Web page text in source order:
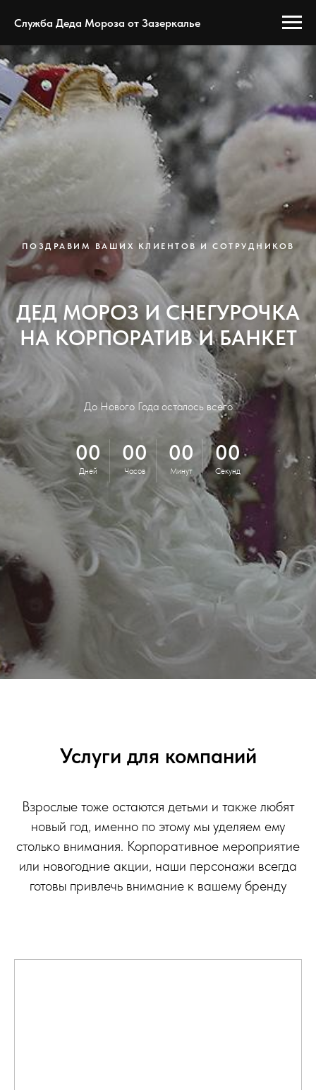
Служба Деда Мороза от Зазеркалье
ПОЗДРАВИМ ВАШИХ КЛИЕНТОВ И СОТРУДНИКОВ
ДЕД МОРОЗ И СНЕГУРОЧКА
НА КОРПОРАТИВ И БАНКЕТ
До Нового Года осталось всего
00
Дней
00
Часов
00
Минут
00
Секунд
Услуги для компаний
Взрослые тоже остаются детьми и также любят
новый год, именно по этому мы уделяем ему
столько внимания. Корпоративное мероприятие
или новогодние акции, наши персонажи всегда
готовы привлечь внимание к вашему бренду